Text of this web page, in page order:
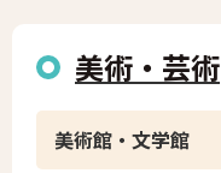
美術・芸術
美術館・文学館